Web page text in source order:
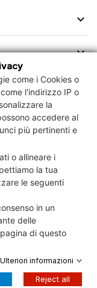




REA RM-
i.v.
come i Cookies o
l'indirizzo IP o
la
accedere al
più pertinenti e
o allineare i
la tua
le seguenti
in un
delle
di questo
Ulteriori informazioni
Reject all